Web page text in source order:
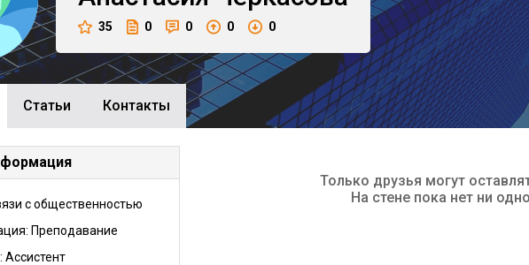
35 0 0 0 0
Cтатьи Контакты
с общественностью
Преподавание
Ассистент
Только друзья могут
На стене пока нет ни